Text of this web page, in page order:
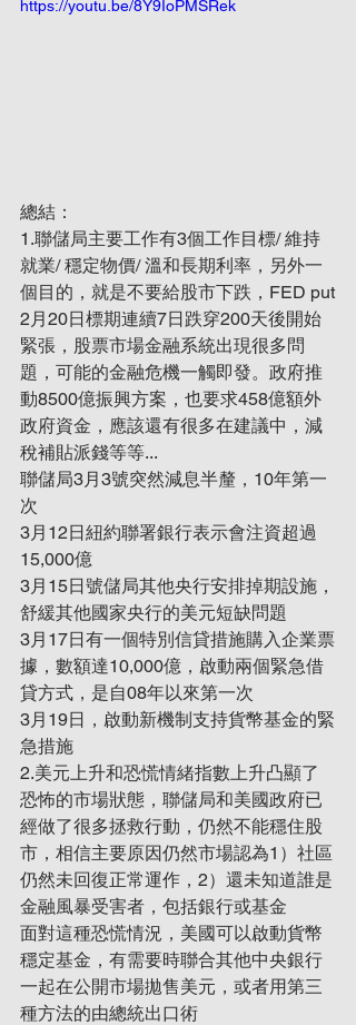
https://youtu.be/8Y9IoPMSRek
總結：
1.聯儲局主要工作有3個工作目標/ 維持
就業/ 穩定物價/ 溫和長期利率，另外一
個目的，就是不要給股市下跌，FED put
2月20日標期連續7日跌穿200天後開始
緊張，股票市場金融系統出現很多問
題，可能的金融危機一觸即發。政府推
動8500億振興方案，也要求458億額外
政府資金，應該還有很多在建議中，減
稅補貼派錢等等...
聯儲局3月3號突然減息半釐，10年第一
次
3月12日紐約聯署銀行表示會注資超過
15,000億
3月15日號儲局其他央行安排掉期設施，
舒緩其他國家央行的美元短缺問題
3月17日有一個特別信貸措施購入企業票
據，數額達10,000億，啟動兩個緊急借
貸方式，是自08年以來第一次
3月19日，啟動新機制支持貨幣基金的緊
急措施
2.美元上升和恐慌情緒指數上升凸顯了
恐怖的市場狀態，聯儲局和美國政府已
經做了很多拯救行動，仍然不能穩住股
市，相信主要原因仍然市場認為1）社區
仍然未回復正常運作，2）還未知道誰是
金融風暴受害者，包括銀行或基金
面對這種恐慌情況，美國可以啟動貨幣
穩定基金，有需要時聯合其他中央銀行
一起在公開市場拋售美元，或者用第三
種方法的由總統出口術